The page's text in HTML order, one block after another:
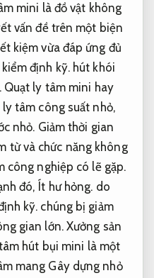
mini là đồ vật không
vấn đề trên một biện
kiệm vừa đáp ứng đủ
định kỹ.hút khói
Quạt ly tâm mini hay
tâm công suất nhỏ,
nhỏ. Giảm thời gian
từ và chức năng không
công nghiệp có lẽ gặp.
đó, Ít hư hỏng. do
kỹ. chúng bị giảm
gian lớn. Xưởng sản
hút bụi mini là một
mang Gây dựng nhỏ